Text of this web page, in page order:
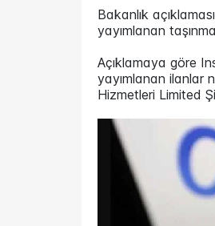
Bakanlık
yayımlanan
Açıklamaya göre
yayımlanan ilanlar
Hizmetleri Limited